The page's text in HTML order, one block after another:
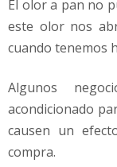
El olor a pan no
este olor nos
cuando tenemos
Algunos
acondicionado
causen un
compra.